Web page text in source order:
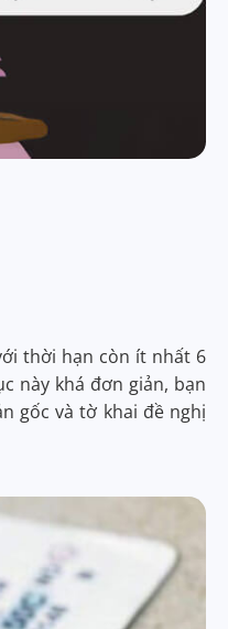
thời hạn còn ít nhất 6
này khá đơn giản, bạn
gốc và tờ khai đề nghị